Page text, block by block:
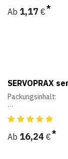
Höhe: 7,8 cm
Ø Oben: 5,0 cm
Ab 1,17 €
SERVOPRAX
Packungsinhalt:
deutlicher
Ab 16,24 €